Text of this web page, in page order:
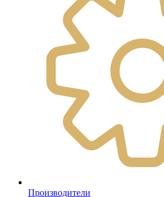
Производители